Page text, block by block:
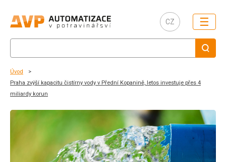
CZ ☰
Úvod
Praha zvýší kapacitu čistírny vody v Přední Kopanině, letos investuje přes 4
miliardy korun